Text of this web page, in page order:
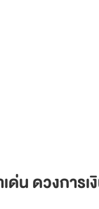
ด่น ดวงการเ